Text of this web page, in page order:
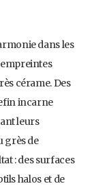
dans les
cérame. Des
incarne
leurs
grès de
: des surfaces
halos et de